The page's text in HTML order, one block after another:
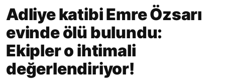
Adliye katibi Emre Özsarı
evinde ölü bulundu:
Ekipler o ihtimali
değerlendiriyor!